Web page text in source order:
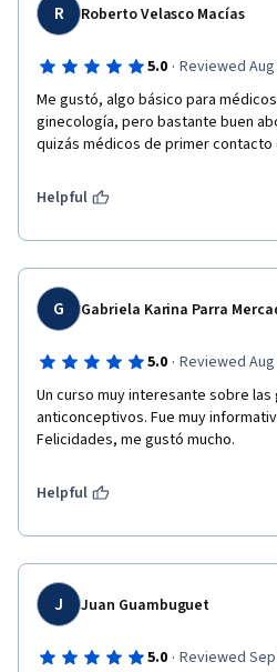
R Roberto Velasco Macías
5.0 · Reviewed Aug
Me gustó, algo básico para
ginecología, pero bastante buen
quizás médicos de primer contacto
Helpful
G Gabriela Karina Parra
5.0 · Reviewed Aug
Un curso muy interesante sobre
anticonceptivos. Fue muy
Felicidades, me gustó mucho.
Helpful
J Juan Guambuguet
5.0 · Reviewed